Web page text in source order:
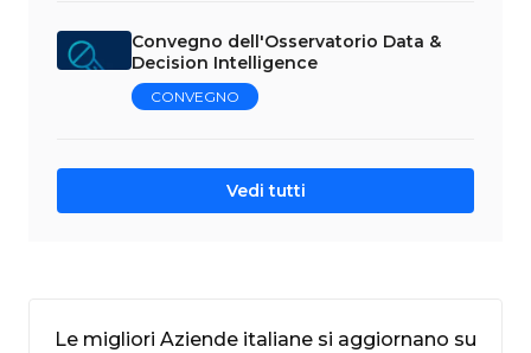
Convegno dell'Osservatorio Data &
Decision Intelligence
CONVEGNO
Vedi tutti
Le migliori Aziende italiane si aggiornano su